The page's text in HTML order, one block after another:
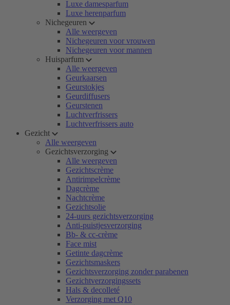
Luxe damesparfum
Luxe herenparfum
Nichegeuren
Alle weergeven
Nichegeuren voor vrouwen
Nichegeuren voor mannen
Huisparfum
Alle weergeven
Geurkaarsen
Geurstokjes
Geurdiffusers
Geurstenen
Luchtverfrissers
Luchtverfrissers auto
Gezicht
Alle weergeven
Gezichtsverzorging
Alle weergeven
Gezichtscrème
Antirimpelcrème
Dagcrème
Nachtcrème
Gezichtsolie
24-uurs gezichtsverzorging
Anti-puistjesverzorging
Bb- & cc-crème
Face mist
Getinte dagcrème
Gezichtsmaskers
Gezichtsverzorging zonder parabenen
Gezichtverzorgingssets
Hals & decolleté
Verzorging met Q10